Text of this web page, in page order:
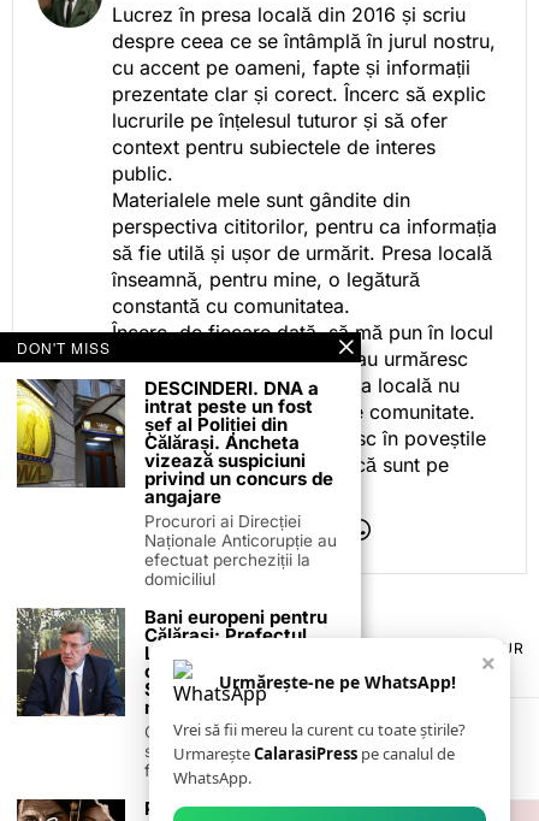
Lucrez în presa locală din 2016 și scriu
despre ceea ce se întâmplă în jurul nostru,
cu accent pe oameni, fapte și informații
prezentate clar și corect. Încerc să explic
lucrurile pe înțelesul tuturor și să ofer
context pentru subiectele de interes
public.
Materialele mele sunt gândite din
perspectiva cititorilor, pentru ca informația
să fie utilă și ușor de urmărit. Presa locală
înseamnă, pentru mine, o legătură
constantă cu comunitatea.
Încerc, de fiecare dată, să mă pun în locul
celor care citesc, privesc sau urmăresc
ceea ce fac. Pentru că presa locală nu
este despre mine, ci despre comunitate.
Iar dacă oamenii se regăsesc în poveștile
pe care le spun, înseamnă că sunt pe
drumul bun.
TERMENI ȘI CONDIȚII
POLITICA DE ANULARE & RETUR
PUBLICITATE ONLINE & TIPĂRITĂ
CONTACT
ZIARUL ANUNȚUL CĂLĂRĂȘEAN
×
Urmărește-ne pe WhatsApp!
Vrei să fii mereu la curent cu toate știrile?
UrmareșteCalarasiPress pe canalul de
WhatsApp.
DON'T MISS
DESCINDERI. DNA a
intrat peste un fost
șef al Poliției din
Călărași. Ancheta
vizează suspiciuni
privind un concurs de
angajare
Procurori ai Direcției
Naționale Anticorupție au
efectuat percheziții la
domiciliul
Bani europeni pentru
Călărași: Prefectul
Laurențiu State anunță
colaborarea cu ADR
Sud-Muntenia pentru
noi finanțări
Călărașul se pregătește
să intre pe harta
finanțărilor europene, cu
Primul film dedicat